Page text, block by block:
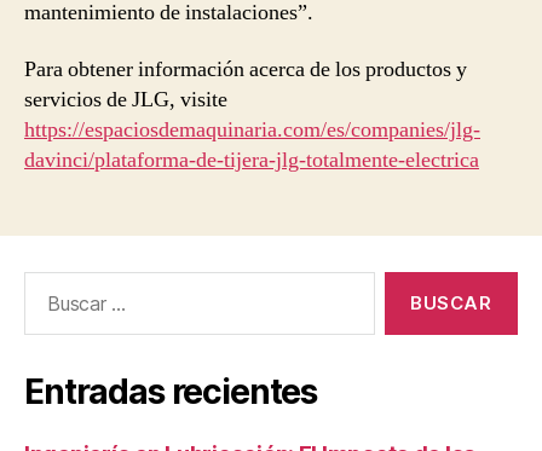
mantenimiento de instalaciones”.
Para obtener información acerca de los productos y
servicios de JLG, visite
https://espaciosdemaquinaria.com/es/companies/jlg-
davinci/plataforma-de-tijera-jlg-totalmente-electrica
Entradas recientes